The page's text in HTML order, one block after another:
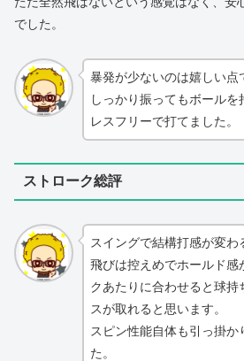
でした。
暴発が少ないのは嬉しい点
しっかり振ってもボールを
レスフリーで打てました。
ストローク総評
スイングで結構打感が変わ
飛びは控えめでホールド感
クあたりに合わせると球持
スが取れると思います。
スピン性能自体も引っ掛か
た。